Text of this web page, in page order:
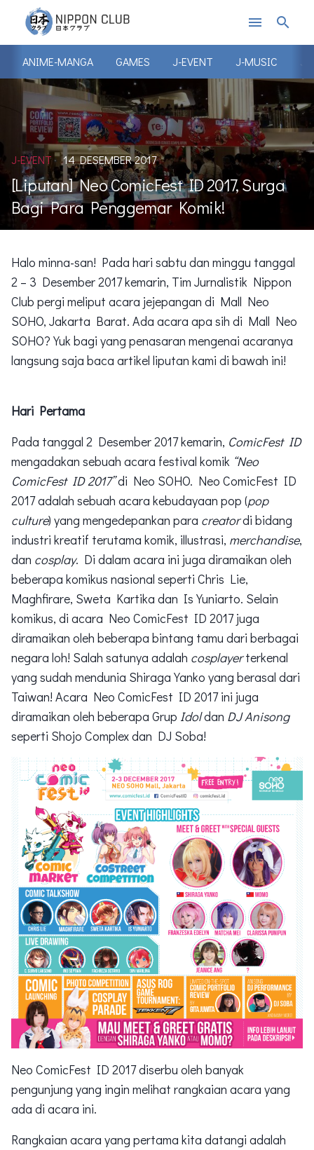
menu search
ANIME-MANGA GAMES J-EVENT J-MUSIC J-
J-EVENT 14 DESEMBER 2017
[Liputan] Neo ComicFest ID 2017, Surga
Bagi Para Penggemar Komik!
Halo minna-san! Pada hari sabtu dan minggu tanggal
2 – 3 Desember 2017 kemarin, Tim Jurnalistik Nippon
Club pergi meliput acara jejepangan di Mall Neo
SOHO, Jakarta Barat. Ada acara apa sih di Mall Neo
SOHO? Yuk bagi yang penasaran mengenai acaranya
langsung saja baca artikel liputan kami di bawah ini!
Hari Pertama
Pada tanggal 2 Desember 2017 kemarin, ComicFest ID
mengadakan sebuah acara festival komik “Neo
ComicFest ID 2017”di Neo SOHO. Neo ComicFest ID
2017 adalah sebuah acara kebudayaan pop (pop
culture) yang mengedepankan para creatordi bidang
industri kreatif terutama komik, illustrasi, merchandise,
dan cosplay. Di dalam acara ini juga diramaikan oleh
beberapa komikus nasional seperti Chris Lie,
Maghfirare, Sweta Kartika dan Is Yuniarto. Selain
komikus, di acara Neo ComicFest ID 2017 juga
diramaikan oleh beberapa bintang tamu dari berbagai
negara loh! Salah satunya adalah cosplayerterkenal
yang sudah mendunia Shiraga Yanko yang berasal dari
Taiwan! Acara Neo ComicFest ID 2017 ini juga
diramaikan oleh beberapa Grup Idoldan DJ Anisong
seperti Shojo Complex dan DJ Soba!
Neo ComicFest ID 2017 diserbu oleh banyak
pengunjung yang ingin melihat rangkaian acara yang
ada di acara ini.
Rangkaian acara yang pertama kita datangi adalah